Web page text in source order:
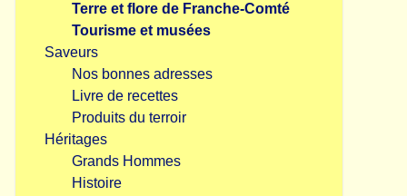
Terre et flore de Franche-Comté
Tourisme et musées
Saveurs
Nos bonnes adresses
Livre de recettes
Produits du terroir
Héritages
Grands Hommes
Histoire